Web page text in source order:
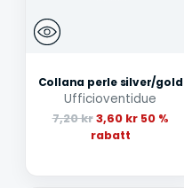
Collana perle silver/gold
Ufficioventidue
Ordinarie
7,20 kr3,60 kr 50 %
rabatt